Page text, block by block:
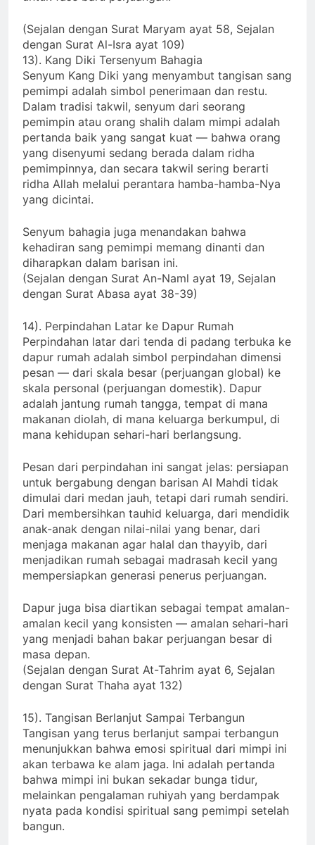
untuk fase baru perjuangan.
(Sejalan dengan Surat Maryam ayat 58, Sejalan
dengan Surat Al-Isra ayat 109)
13). Kang Diki Tersenyum Bahagia
Senyum Kang Diki yang menyambut tangisan sang
pemimpi adalah simbol penerimaan dan restu.
Dalam tradisi takwil, senyum dari seorang
pemimpin atau orang shalih dalam mimpi adalah
pertanda baik yang sangat kuat — bahwa orang
yang disenyumi sedang berada dalam ridha
pemimpinnya, dan secara takwil sering berarti
ridha Allah melalui perantara hamba-hamba-Nya
yang dicintai.
Senyum bahagia juga menandakan bahwa
kehadiran sang pemimpi memang dinanti dan
diharapkan dalam barisan ini.
(Sejalan dengan Surat An-Naml ayat 19, Sejalan
dengan Surat Abasa ayat 38-39)
14). Perpindahan Latar ke Dapur Rumah
Perpindahan latar dari tenda di padang terbuka ke
dapur rumah adalah simbol perpindahan dimensi
pesan — dari skala besar (perjuangan global) ke
skala personal (perjuangan domestik). Dapur
adalah jantung rumah tangga, tempat di mana
makanan diolah, di mana keluarga berkumpul, di
mana kehidupan sehari-hari berlangsung.
Pesan dari perpindahan ini sangat jelas: persiapan
untuk bergabung dengan barisan Al Mahdi tidak
dimulai dari medan jauh, tetapi dari rumah sendiri.
Dari membersihkan tauhid keluarga, dari mendidik
anak-anak dengan nilai-nilai yang benar, dari
menjaga makanan agar halal dan thayyib, dari
menjadikan rumah sebagai madrasah kecil yang
mempersiapkan generasi penerus perjuangan.
Dapur juga bisa diartikan sebagai tempat amalan-
amalan kecil yang konsisten — amalan sehari-hari
yang menjadi bahan bakar perjuangan besar di
masa depan.
(Sejalan dengan Surat At-Tahrim ayat 6, Sejalan
dengan Surat Thaha ayat 132)
15). Tangisan Berlanjut Sampai Terbangun
Tangisan yang terus berlanjut sampai terbangun
menunjukkan bahwa emosi spiritual dari mimpi ini
akan terbawa ke alam jaga. Ini adalah pertanda
bahwa mimpi ini bukan sekadar bunga tidur,
melainkan pengalaman ruhiyah yang berdampak
nyata pada kondisi spiritual sang pemimpi setelah
bangun.